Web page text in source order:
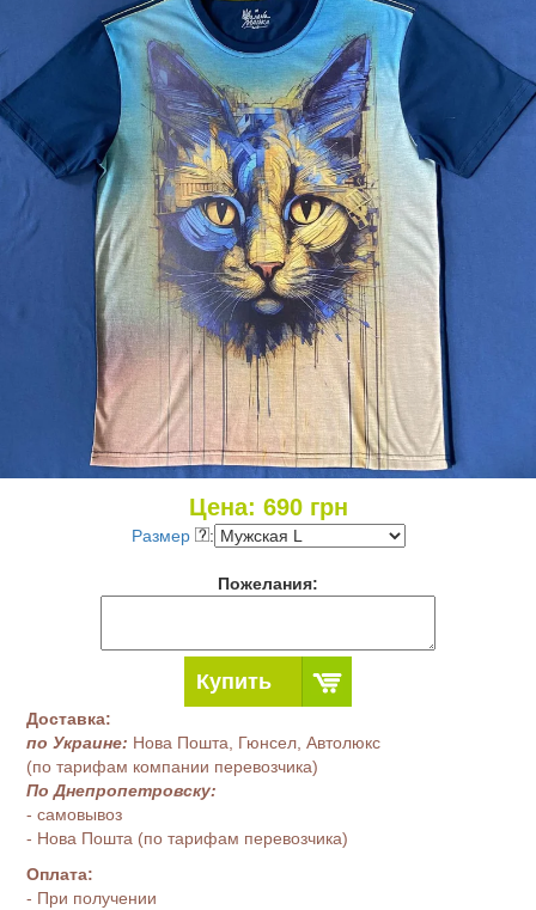
Цена: 690грн
Размер :
Пожелания:
Купить
Доставка:
по Украине: Нова Пошта, Гюнсел, Автолюкс
(по тарифам компании перевозчика)
По Днепропетровску:
- самовывоз
- Нова Пошта (по тарифам перевозчика)
Оплата:
- При получении